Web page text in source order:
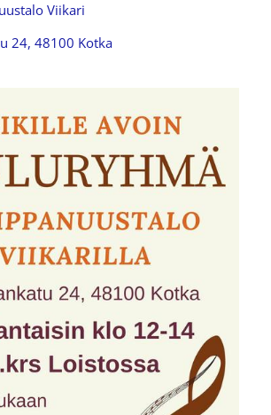
Viikari
24, 48100 Kotka